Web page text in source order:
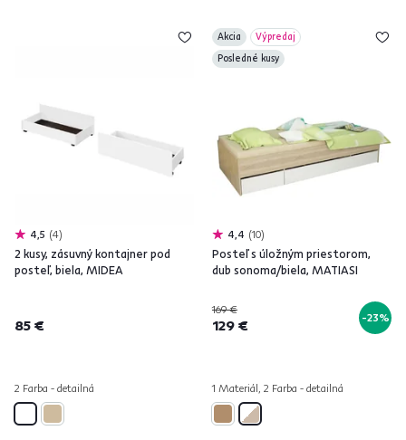
4,5 4
2 kusy, zásuvný kontajner pod
posteľ, biela, MIDEA
85 €
2 Farba - detailná
Akcia
Výpredaj
Posledné kusy
4,4 10
Posteľ s úložným priestorom,
dub sonoma/biela, MATIASI
169 €
129 € -23%
1 Materiál, 2 Farba - detailná